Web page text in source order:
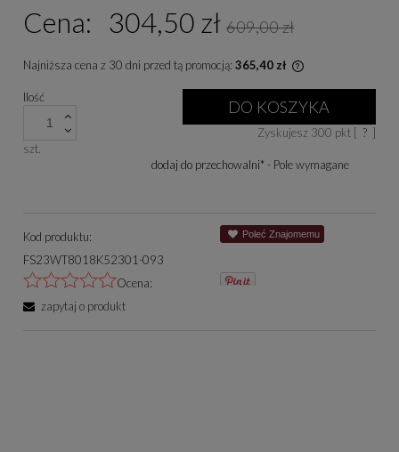
Cena: 304,50 zł 609,00 zł
Najniższa cena z 30 dni przed tą promocją: 365,40 zł
niż 30 dni,
cena od
się w sprzedaży.
Ilość
szt.
DO KOSZYKA
Zyskujesz 300 pkt [ ? ]
dodaj do przechowalni* - Pole wymagane
Kod produktu:
FS23WT8018K52301-093
Ocena:
zapytaj o produkt
Poleć Znajomemu